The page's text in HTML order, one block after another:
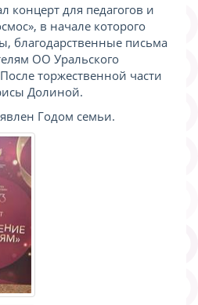
концерт для педагогов и
в начале которого
благодарственные письма
ОО Уральского
торжественной части
Долиной.
Годом семьи.